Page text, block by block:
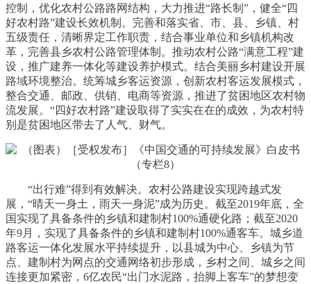
控制，优化农村公路路网结构，大力推进“路长制”，健全“四
好农村路”建设长效机制。完善和落实省、市、县、乡镇、村
五级责任，清晰界定工作职责，结合事业单位和乡镇机构改
革，完善县乡农村公路管理体制。推动农村公路“满意工程”建
设，推广建养一体化等建设养护模式。结合美丽乡村建设开展
路域环境整治。统筹城乡客运资源，创新农村客运发展模式，
整合交通、邮政、供销、电商等资源，推进了贫困地区农村物
流发展。“四好农村路”建设取得了实实在在的成效，为农村特
别是贫困地区带去了人气、财气。
“出行难”得到有效解决。农村公路建设实现跨越式发
展，“晴天一身土，雨天一身泥”成为历史。截至2019年底，全
国实现了具备条件的乡镇和建制村100%通硬化路；截至2020
年9月，实现了具备条件的乡镇和建制村100%通客车。城乡道
路客运一体化发展水平持续提升，以县城为中心、乡镇为节
点、建制村为网点的交通网络初步形成，乡村之间、城乡之间
连接更加紧密，6亿农民“出门水泥路，抬脚上客车”的梦想变